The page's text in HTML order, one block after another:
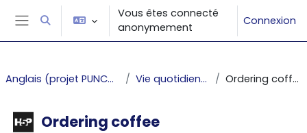
Passer au contenu principal
Panneau latéral
Activer/désactiver la saisie de recherche
Vous êtes connecté
anonymement
Connexion
Anglais (projet PUNCHy) Vie quotidienne Ordering coffee
Ordering coffee